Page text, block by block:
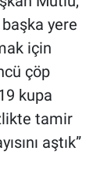
başka yere
için
çöp
kupa
tamir
aştık”